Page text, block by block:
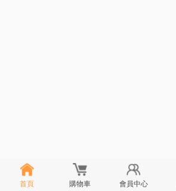
首頁 購物車 會員中心